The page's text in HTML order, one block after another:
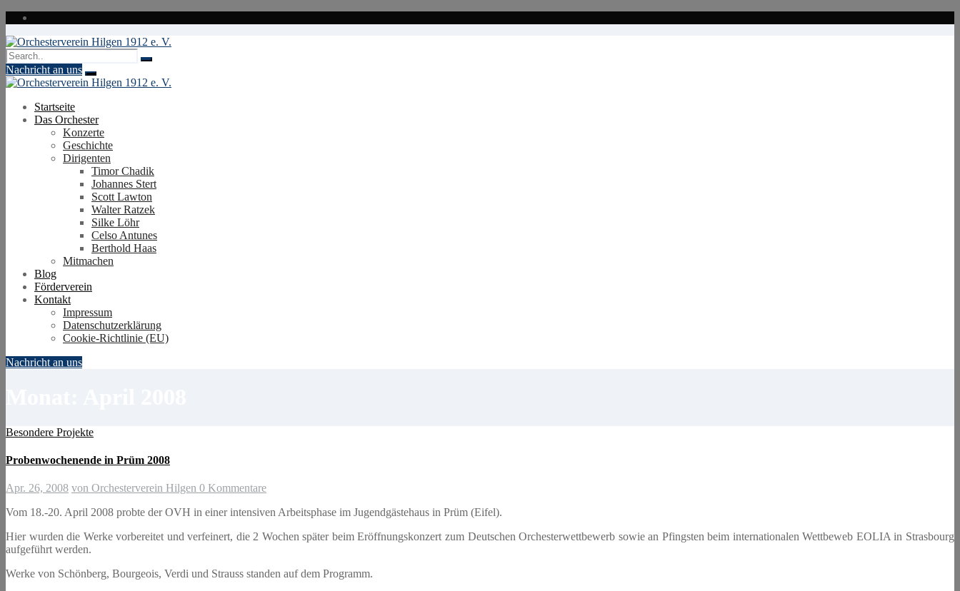
Zum
springen
Nachricht an uns
Startseite
Das Orchester
Konzerte
Geschichte
Dirigenten
Timor Chadik
Johannes Stert
Scott Lawton
Walter Ratzek
Silke Löhr
Celso Antunes
Berthold Haas
Mitmachen
Blog
Förderverein
Kontakt
Impressum
Datenschutzerklärung
Cookie-Richtlinie (EU)
Nachricht an uns
Besondere Projekte
Probenwochenende in Prüm 2008
Apr. 26, 2008 von Orchesterverein Hilgen 0 Kommentare
Vom 18.-20. April 2008 probte der OVH in einer intensiven Arbeitsphase im Jugendgästehaus in Prüm (Eifel).
Hier wurden die Werke vorbereitet und verfeinert, die 2 Wochen später beim Eröffnungskonzert zum Deutschen Orchesterwettbewerb sowie an Pfingsten beim internationalen Wettbeweb EOLIA in Strasbourg
aufgeführt werden.
Werke von Schönberg, Bourgeois, Verdi und Strauss standen auf dem Programm.